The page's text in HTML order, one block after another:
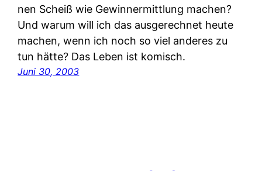
nen Scheiß wie Gewinnermittlung machen?
Und warum will ich das ausgerechnet heute
machen, wenn ich noch so viel anderes zu
tun hätte? Das Leben ist komisch.
Juni 30, 2003